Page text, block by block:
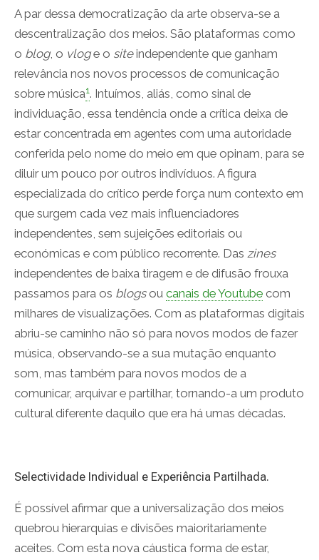
A par dessa democratização da arte observa-se a
descentralização dos meios. São plataformas como
o blog, o vloge o siteindependente que ganham
relevância nos novos processos de comunicação
sobre música1. Intuímos, aliás, como sinal de
individuação, essa tendência onde a crítica deixa de
estar concentrada em agentes com uma autoridade
conferida pelo nome do meio em que opinam, para se
diluir um pouco por outros indivíduos. A figura
especializada do crítico perde força num contexto em
que surgem cada vez mais influenciadores
independentes, sem sujeições editoriais ou
económicas e com público recorrente. Das zines
independentes de baixa tiragem e de difusão frouxa
passamos para os blogsou canais de Youtube com
milhares de visualizações. Com as plataformas digitais
abriu-se caminho não só para novos modos de fazer
música, observando-se a sua mutação enquanto
som, mas também para novos modos de a
comunicar, arquivar e partilhar, tornando-a um produto
cultural diferente daquilo que era há umas décadas.
Selectividade Individual e Experiência Partilhada.
É possível afirmar que a universalização dos meios
quebrou hierarquias e divisões maioritariamente
aceites. Com esta nova cáustica forma de estar,